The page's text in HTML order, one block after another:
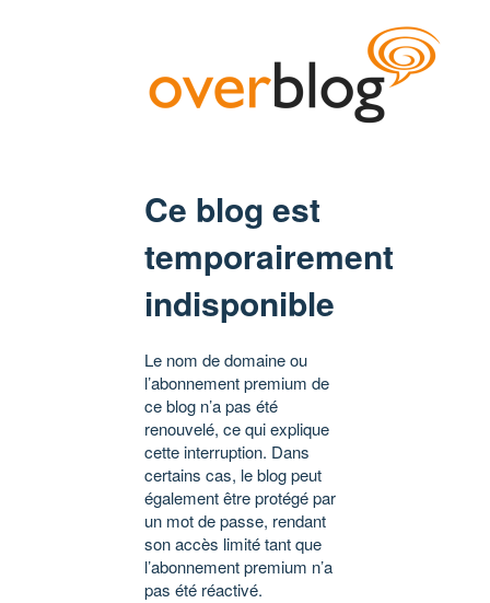
Ce blog est
temporairement
indisponible
Le nom de domaine ou
l’abonnement premium de
ce blog n’a pas été
renouvelé, ce qui explique
cette interruption. Dans
certains cas, le blog peut
également être protégé par
un mot de passe, rendant
son accès limité tant que
l’abonnement premium n’a
pas été réactivé.